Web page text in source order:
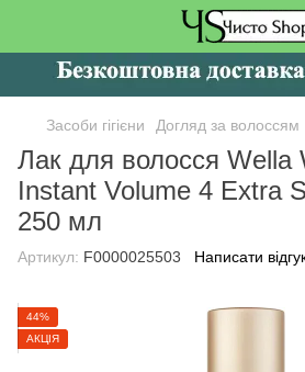
Засоби гігієни Догляд за волоссям
Лак для волосся Wella
Instant Volume 4 Extra
250 мл
Артикул: F0000025503 Написати
44%
АКЦІЯ